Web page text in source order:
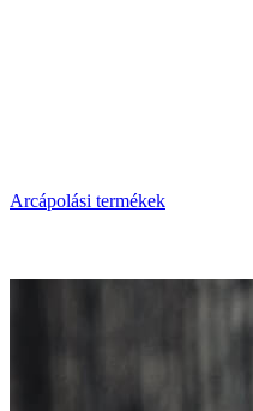
Arcápolási termékek